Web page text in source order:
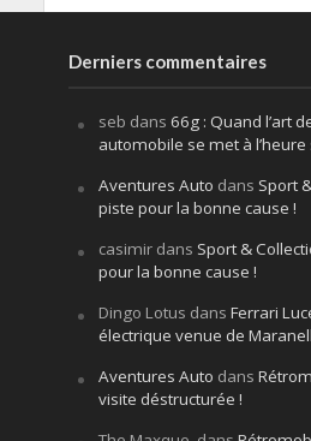
Derniers commentaires
seb dans 66g : Quand l’art
automobile se met à l’heure
Aventures Auto dans Sport
piste pour la bonne cause !
casimirdans Sport &
pour la bonne cause !
Dingo Lotus dans Ferrari
électrique venue de
Aventures Auto dans
visite déstructurée !